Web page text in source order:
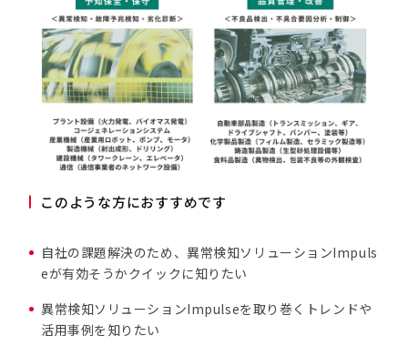
このような方におすすめです
自社の課題解決のため、異常検知ソリューションImpuls
eが有効そうかクイックに知りたい
異常検知ソリューションImpulseを取り巻くトレンドや
活用事例を知りたい